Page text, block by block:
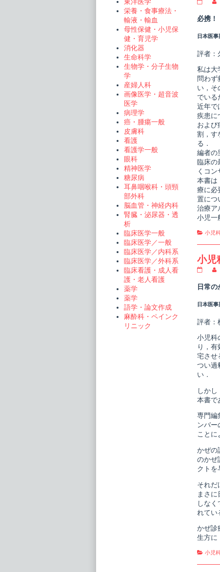
科
臨
ピ
シ
21
小
児
外
来
で
役
立
つ
的
処
置
on
必携
日本医
評者：
私は大
問わ
い，そ
でいる
近年で
疾患に
および
割，す
る．
編者の
臨床の
くコ
本書は
療に必
置につ
治療ア
小児一
小児
小
科
臨
ピ
シ
20
か
ぜ
症
候
と
併
症
on
日常
日本医
評者：
小児科
り，
宅させ
つい過
い．
しか
本書で
専門編
ンバ
ことに
かぜの
のかぜ
クトを
それだ
まさ
しな
れてい
かぜ診
生方に
小児
東洋医学
栄養・食事療法・
輸液・輸血
母性保健・小児保
健・育児学
消化器
生命科学
生物学・分子生物
学
産婦人科
画像医学・超音波
医学
病理学
癌・腫瘍一般
皮膚科
看護
看護学一般
眼科
精神医学
糖尿病
耳鼻咽喉科・頭頸
部外科
脳血管・神経内科
腎臓・泌尿器・透
析
臨床医学一般
臨床医学／一般
臨床医学／内科系
臨床医学／外科系
臨床看護・成人看
護・老人看護
薬学
薬学
語学・論文作成
麻酔科・ペインク
リニック